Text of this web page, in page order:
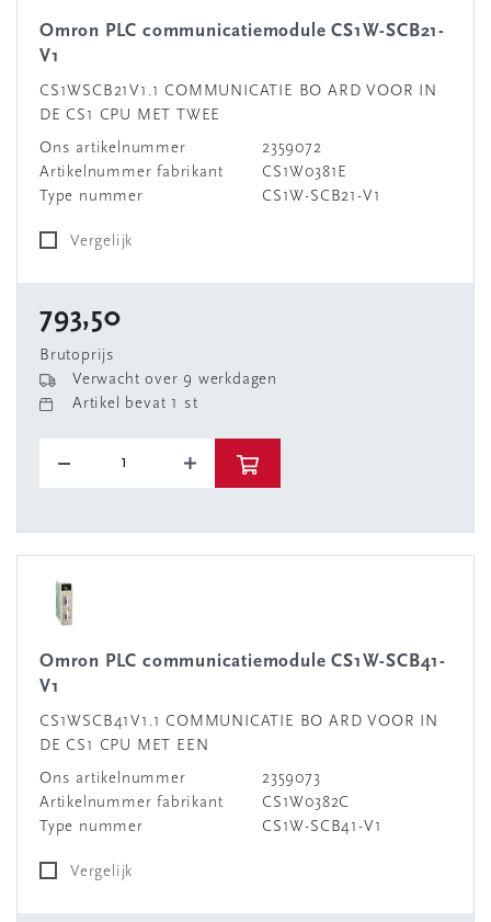
Omron PLC communicatiemodule CS1W-SCB21-
V1
CS1WSCB21V1.1 COMMUNICATIE BO ARD VOOR IN
DE CS1 CPU MET TWEE
Ons artikelnummer
2359072
Artikelnummer fabrikant
CS1W0381E
Type nummer
CS1W-SCB21-V1
Vergelijk
793,50
Brutoprijs
Verwacht over 9 werkdagen
Artikel bevat 1 st
Omron PLC communicatiemodule CS1W-SCB41-
V1
CS1WSCB41V1.1 COMMUNICATIE BO ARD VOOR IN
DE CS1 CPU MET EEN
Ons artikelnummer
2359073
Artikelnummer fabrikant
CS1W0382C
Type nummer
CS1W-SCB41-V1
Vergelijk